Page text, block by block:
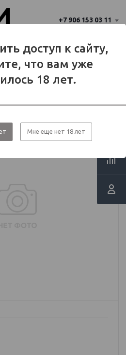
доступ к сайту,
что вам уже
18 лет.
Мне еще нет 18 лет
+7 906 153 03 11
Нет
Балаково
- Pomelo